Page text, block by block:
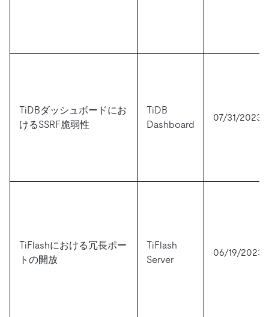
TiDBダッシュボードにお
けるSSRF脆弱性
TiDB
Dashboard
07/31/2023
TiFlashにおける冗長ポー
トの開放
TiFlash
Server
06/19/2023